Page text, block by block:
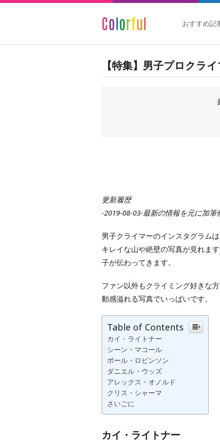
おすすめ記
【特集】男子プロクラ
更新履歴
-2019-08-03-最新の情報を元に加筆
男子クライマーのインスタグラム
キレイな山や絶壁の写真が見れま
子が伝わってきます。
ファン以外もクライミング好きな
動感溢れる写真でいっぱいです。
Table of Contents
カイ・ライトナー
シーン・マコール
ポール・ロビンソン
ダニエル・ウッズ
アレックス・オノルド
クリス・シャーマ
さいごに
カイ・ライトナー